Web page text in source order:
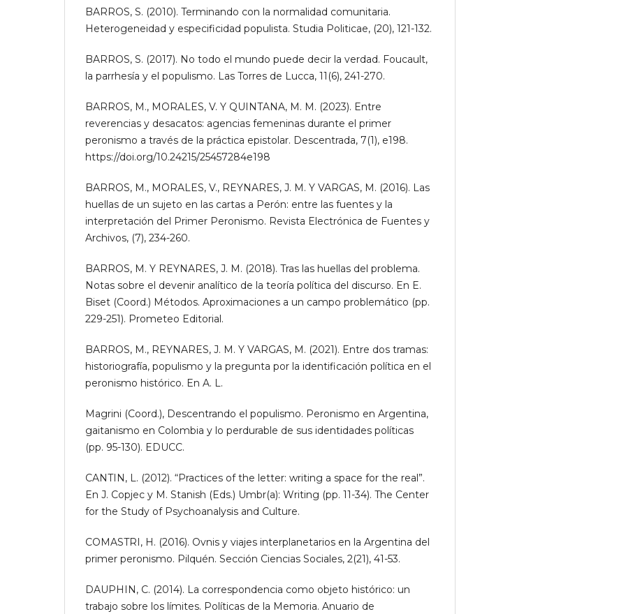
BARROS, S. (2010). Terminando con la normalidad comunitaria.
Heterogeneidad y especificidad populista. Studia Politicae, (20), 121-132.
BARROS, S. (2017). No todo el mundo puede decir la verdad. Foucault,
la parrhesía y el populismo. Las Torres de Lucca, 11(6), 241-270.
BARROS, M., MORALES, V. Y QUINTANA, M. M. (2023). Entre
reverencias y desacatos: agencias femeninas durante el primer
peronismo a través de la práctica epistolar. Descentrada, 7(1), e198.
https://doi.org/10.24215/25457284e198
BARROS, M., MORALES, V., REYNARES, J. M. Y VARGAS, M. (2016). Las
huellas de un sujeto en las cartas a Perón: entre las fuentes y la
interpretación del Primer Peronismo. Revista Electrónica de Fuentes y
Archivos, (7), 234-260.
BARROS, M. Y REYNARES, J. M. (2018). Tras las huellas del problema.
Notas sobre el devenir analítico de la teoría política del discurso. En E.
Biset (Coord.) Métodos. Aproximaciones a un campo problemático (pp.
229-251). Prometeo Editorial.
BARROS, M., REYNARES, J. M. Y VARGAS, M. (2021). Entre dos tramas:
historiografía, populismo y la pregunta por la identificación política en el
peronismo histórico. En A. L.
Magrini (Coord.), Descentrando el populismo. Peronismo en Argentina,
gaitanismo en Colombia y lo perdurable de sus identidades políticas
(pp. 95-130). EDUCC.
CANTIN, L. (2012). “Practices of the letter: writing a space for the real”.
En J. Copjec y M. Stanish (Eds.) Umbr(a): Writing (pp. 11-34). The Center
for the Study of Psychoanalysis and Culture.
COMASTRI, H. (2016). Ovnis y viajes interplanetarios en la Argentina del
primer peronismo. Pilquén. Sección Ciencias Sociales, 2(21), 41-53.
DAUPHIN, C. (2014). La correspondencia como objeto histórico: un
trabajo sobre los límites. Políticas de la Memoria. Anuario de